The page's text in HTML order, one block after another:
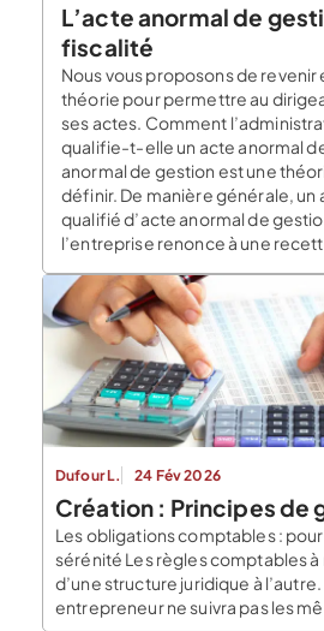
L’acte anormal de
fiscalité
Nous vous proposons de revenir
théorie pour permettre au
ses actes. Comment
qualifie-t-elle un acte anormal
anormal de gestion est une
définir. De manière générale, un
qualifié d’acte anormal de
l’entreprise renonce à une
Dufour L. 24 Fév 2026
Création : Principes de
Les obligations comptables :
sérénité Les règles comptables
d’une structure juridique à
entrepreneur ne suivra pas les